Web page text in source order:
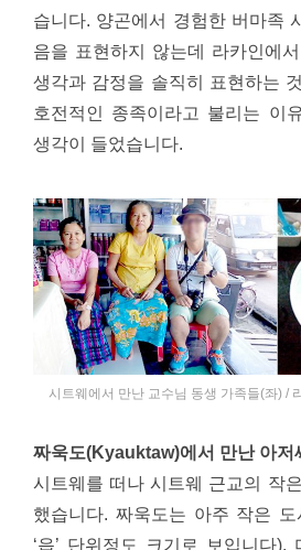
습니다. 양곤에서 경험한 버마족
음을 표현하지 않는데 라카인에
생각과 감정을 솔직히 표현하는
호전적인 종족이라고 불리는 이
생각이 들었습니다.
시트웨에서 만난 교수님 동생 가족들(좌) /
짜욱도(Kyauktaw)에서 만난 아저
시트웨를 떠나 시트웨 근교의 작
했습니다. 짜욱도는 아주 작은 도
‘읍’ 단위정도 크기로 보입니다).